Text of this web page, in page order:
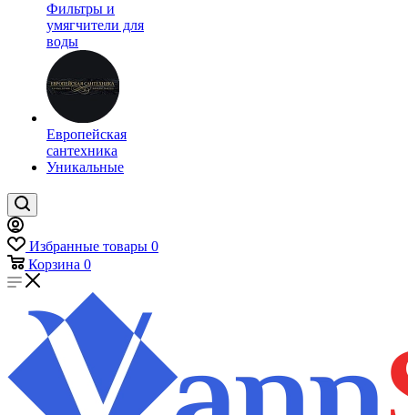
Фильтры и
умягчители для
воды
Европейская
сантехника
Уникальные
Избранные товары 0
Корзина 0